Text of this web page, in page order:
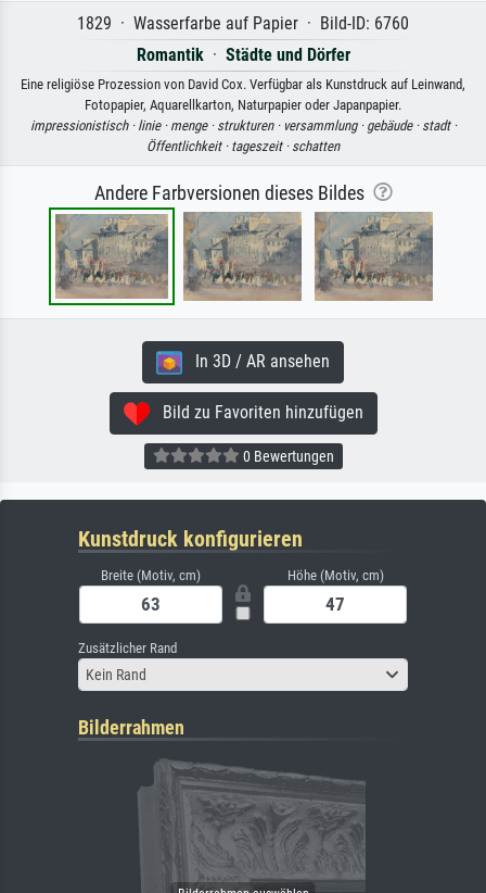
1829 · Wasserfarbe auf Papier · Bild-ID: 6760
Romantik· Städte und Dörfer
Eine religiöse Prozession von David Cox. Verfügbar als Kunstdruck auf Leinwand,
Fotopapier, Aquarellkarton, Naturpapier oder Japanpapier.
impressionistisch · linie · menge · strukturen · versammlung · gebäude · stadt ·
Öffentlichkeit · tageszeit · schatten
Andere Farbversionen dieses Bildes
In 3D / AR ansehen
Bild zu Favoriten hinzufügen
0 Bewertungen
Kunstdruck konfigurieren
Breite (Motiv, cm) Höhe (Motiv, cm)
Zusätzlicher Rand
Kein Rand
Bilderrahmen